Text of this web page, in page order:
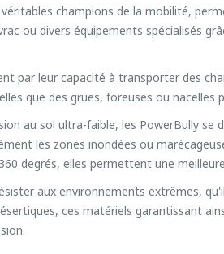
véritables champions de la mobilité,
ou divers équipements spécialisés
par leur capacité à transporter des
que des grues, foreuses ou nacelles
au sol ultra-faible, les PowerBully se
les zones inondées ou
degrés, elles permettent une
aux environnements extrêmes,
ces matériels garantissant